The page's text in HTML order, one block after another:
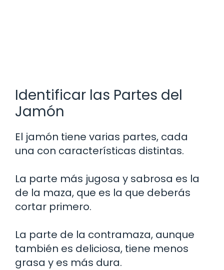
Identificar las Partes del
Jamón
El jamón tiene varias partes, cada
una con características distintas.
La parte más jugosa y sabrosa es la
de la maza, que es la que deberás
cortar primero.
La parte de la contramaza, aunque
también es deliciosa, tiene menos
grasa y es más dura.